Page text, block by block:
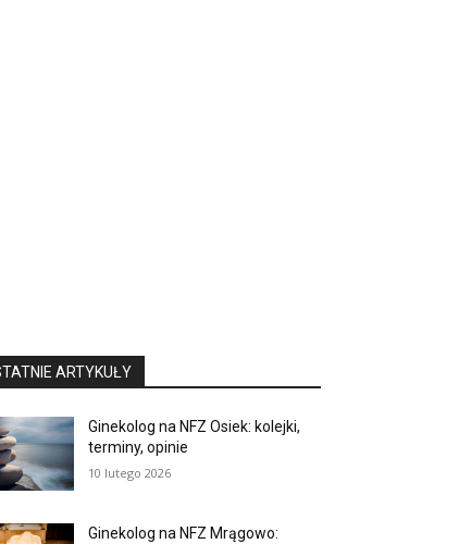
ARTYKUŁY
Ginekolog na NFZ Osiek: kolejki,
terminy, opinie
10 lutego 2026
Ginekolog na NFZ Mrągowo: